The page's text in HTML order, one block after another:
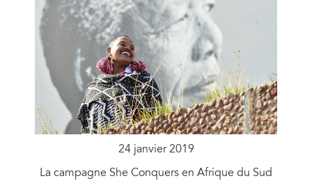
24 janvier 2019
La campagne She Conquers en Afrique du Sud